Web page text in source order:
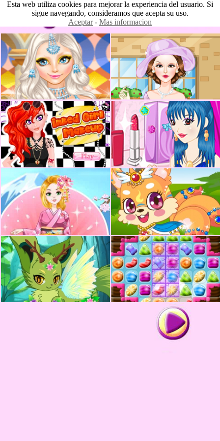
Esta web utiliza cookies para mejorar la experiencia del usuario. Si
sigue navegando, consideramos que acepta su uso.
Aceptar- Mas informacion